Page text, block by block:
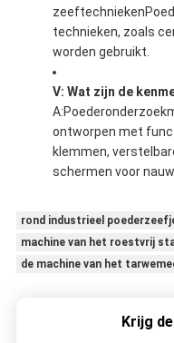
zeeftechnieken
technieken, zoals
worden gebruikt.
V: Wat zijn de
A:
ontworpen met
klemmen,
schermen voor
rond industrieel
machine van het roestvrij
de machine van het
Krijg